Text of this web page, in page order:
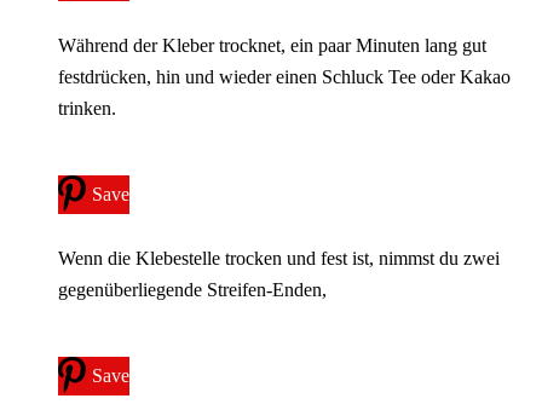
Während der Kleber trocknet, ein paar Minuten lang gut
festdrücken, hin und wieder einen Schluck Tee oder Kakao
trinken.
Save
Wenn die Klebestelle trocken und fest ist, nimmst du zwei
gegenüberliegende Streifen-Enden,
Save